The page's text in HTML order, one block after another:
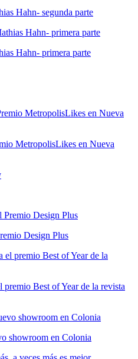
Hahn- segunda parte
Hahn- primera parte
MetropolisLikes en Nueva
Design Plus
premio Best of Year de la revista
showroom en Colonia